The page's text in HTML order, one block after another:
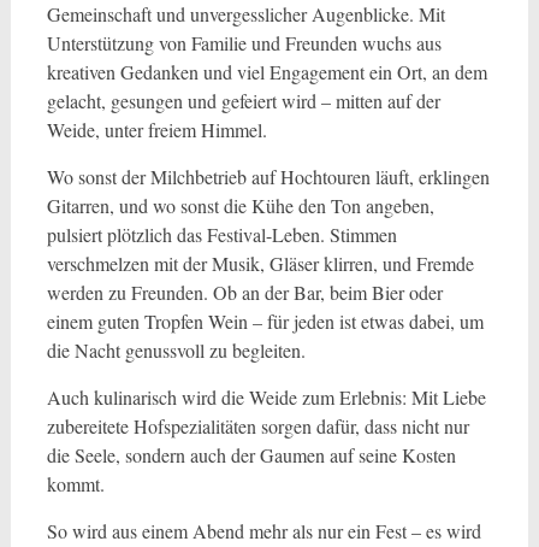
Gemeinschaft und unvergesslicher Augenblicke. Mit
Unterstützung von Familie und Freunden wuchs aus
kreativen Gedanken und viel Engagement ein Ort, an dem
gelacht, gesungen und gefeiert wird – mitten auf der
Weide, unter freiem Himmel.
Wo sonst der Milchbetrieb auf Hochtouren läuft, erklingen
Gitarren, und wo sonst die Kühe den Ton angeben,
pulsiert plötzlich das Festival-Leben. Stimmen
verschmelzen mit der Musik, Gläser klirren, und Fremde
werden zu Freunden. Ob an der Bar, beim Bier oder
einem guten Tropfen Wein – für jeden ist etwas dabei, um
die Nacht genussvoll zu begleiten.
Auch kulinarisch wird die Weide zum Erlebnis: Mit Liebe
zubereitete Hofspezialitäten sorgen dafür, dass nicht nur
die Seele, sondern auch der Gaumen auf seine Kosten
kommt.
So wird aus einem Abend mehr als nur ein Fest – es wird